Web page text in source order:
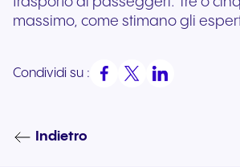
massimo, come stimano gli
Condividi su :
Indietro